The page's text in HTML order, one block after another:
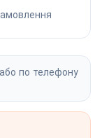
по телефону